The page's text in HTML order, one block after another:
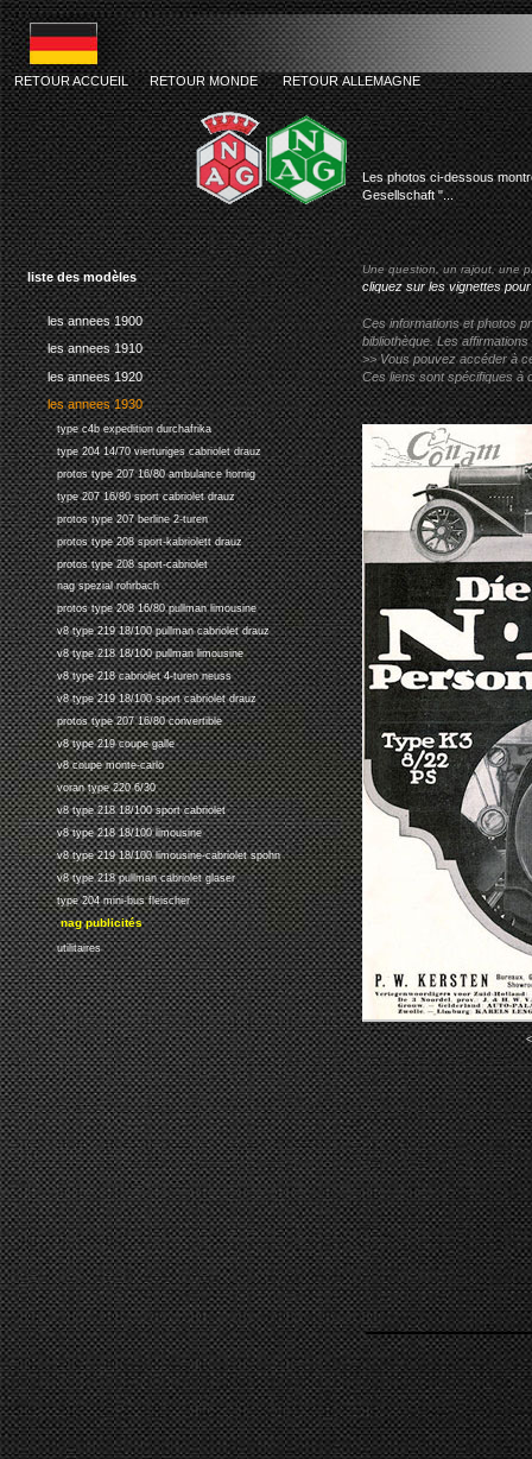
liste des modèles
les annees 1900
les annees 1910
les annees 1920
les annees 1930
type c4b expedition durchafrika
type 204 14/70 vierturiges cabriolet drauz
protos type 207 16/80 ambulance hornig
type 207 16/80 sport cabriolet drauz
protos type 207 berline 2-turen
protos type 208 sport-kabriolett drauz
protos type 208 sport-cabriolet
nag spezial rohrbach
protos type 208 16/80 pullman limousine
v8 type 219 18/100 pullman cabriolet drauz
v8 type 218 18/100 pullman limousine
v8 type 218 cabriolet 4-turen neuss
v8 type 219 18/100 sport cabriolet drauz
protos type 207 16/80 convertible
v8 type 219 coupe galle
v8 coupe monte-carlo
voran type 220 6/30
v8 type 218 18/100 sport cabriolet
v8 type 218 18/100 limousine
v8 type 219 18/100 limousine-cabriolet spohn
v8 type 218 pullman cabriolet glaser
type 204 mini-bus fleischer
nag publicités
utilitaires
nag
RETOUR ACCUEIL RETOUR MONDE RETOUR ALLEMAGNE
Les photos ci-dessous
Gesellschaft "...
Une question, un rajout, une
cliquez sur les vignettes
Ces informations et photos
bibliothèque. Les
>> Vous pouvez accéder à
Ces liens sont spécifiques à